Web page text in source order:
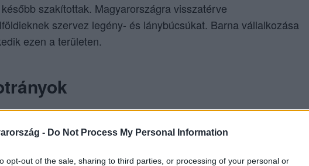
- Do Not Process My Personal Information
opt-out of the sale, sharing to third parties, or processing of your personal or
szakítottak. Magyarországra visszatérve
szervez legény- és lánybúcsúkat. Barna vállalkozása
ezen a területen.
állt. Kapcsolata Halastyák Fannival
egymást, de rövid idő után szakítottak.